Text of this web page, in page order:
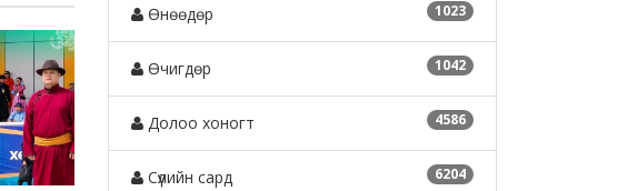
1023
Өнөөдөр
1042
Өчигдөр
4586
Долоо хоногт
6204
Сүүлийн сард